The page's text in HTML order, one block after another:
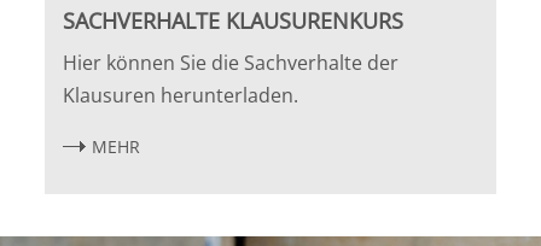
SACHVERHALTE KLAUSURENKURS
Hier können Sie die Sachverhalte der
Klausuren herunterladen.
MEHR
Münster
Passau